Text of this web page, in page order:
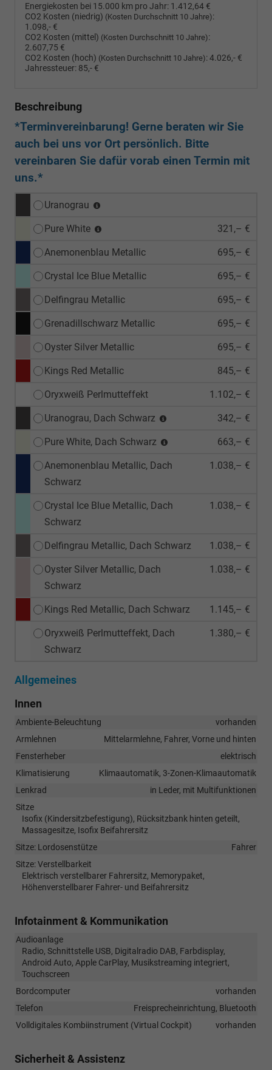
Energiekosten bei 15.000 km pro Jahr: 1.412,64 €
CO2 Kosten (niedrig) (Kosten Durchschnitt 10 Jahre):
1.098,- €
CO2 Kosten (mittel) (Kosten Durchschnitt 10 Jahre):
2.607,75 €
CO2 Kosten (hoch) (Kosten Durchschnitt 10 Jahre):4.026,- €
Jahressteuer: 85,- €
Beschreibung
*Terminvereinbarung! Gerne beraten wir Sie
auch bei uns vor Ort persönlich. Bitte
vereinbaren Sie dafür vorab einen Termin mit
uns.*
Uranograu
Pure White 321,– €
Anemonenblau Metallic 695,– €
Crystal Ice Blue Metallic 695,– €
Delfingrau Metallic 695,– €
Grenadillschwarz Metallic 695,– €
Oyster Silver Metallic 695,– €
Kings Red Metallic 845,– €
Oryxweiß Perlmutteffekt 1.102,– €
Uranograu, Dach Schwarz 342,– €
Pure White, Dach Schwarz 663,– €
Anemonenblau Metallic, Dach
Schwarz
1.038,– €
Crystal Ice Blue Metallic, Dach
Schwarz
1.038,– €
Delfingrau Metallic, Dach Schwarz 1.038,– €
Oyster Silver Metallic, Dach
Schwarz
1.038,– €
Kings Red Metallic, Dach Schwarz 1.145,– €
Oryxweiß Perlmutteffekt, Dach
Schwarz
1.380,– €
Allgemeines
Innen
Ambiente-Beleuchtung
vorhanden
Armlehnen
Mittelarmlehne, Fahrer, Vorne und hinten
Fensterheber
elektrisch
Klimatisierung
Klimaautomatik, 3-Zonen-Klimaautomatik
Lenkrad
in Leder, mit Multifunktionen
Sitze
Isofix (Kindersitzbefestigung), Rücksitzbank hinten geteilt,
Massagesitze, Isofix Beifahrersitz
Sitze: Lordosenstütze
Fahrer
Sitze: Verstellbarkeit
Elektrisch verstellbarer Fahrersitz, Memorypaket,
Höhenverstellbarer Fahrer- und Beifahrersitz
Infotainment & Kommunikation
Audioanlage
Radio, Schnittstelle USB, Digitalradio DAB, Farbdisplay,
Android Auto, Apple CarPlay, Musikstreaming integriert,
Touchscreen
Bordcomputer
vorhanden
Telefon
Freisprecheinrichtung, Bluetooth
Volldigitales Kombiinstrument (Virtual Cockpit)
vorhanden
Sicherheit & Assistenz